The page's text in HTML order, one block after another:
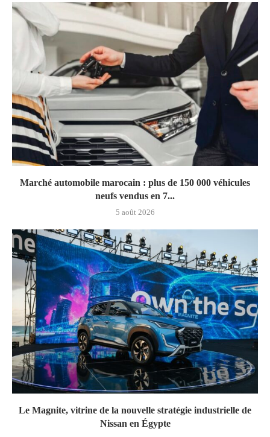
Marché automobile marocain : plus de 150 000 véhicules
neufs vendus en 7...
5 août 2026
Le Magnite, vitrine de la nouvelle stratégie industrielle de
Nissan en Égypte